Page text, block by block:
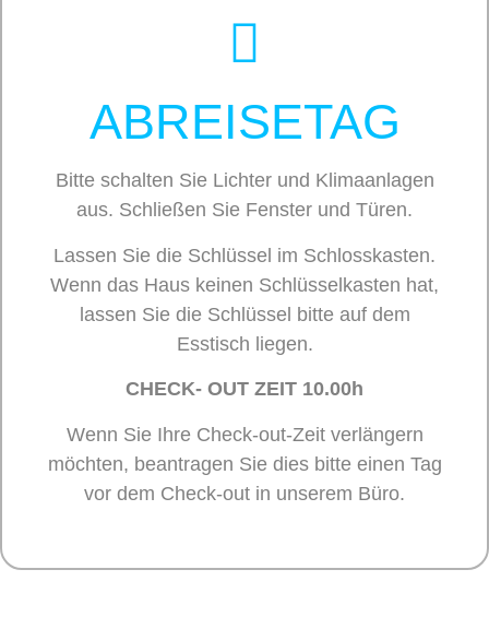
ABREISETAG
Bitte schalten Sie Lichter und Klimaanlagen
aus. Schließen Sie Fenster und Türen.
Lassen Sie die Schlüssel im Schlosskasten.
Wenn das Haus keinen Schlüsselkasten hat,
lassen Sie die Schlüssel bitte auf dem
Esstisch liegen.
CHECK- OUT ZEIT 10.00h
Wenn Sie Ihre Check-out-Zeit verlängern
möchten, beantragen Sie dies bitte einen Tag
vor dem Check-out in unserem Büro.